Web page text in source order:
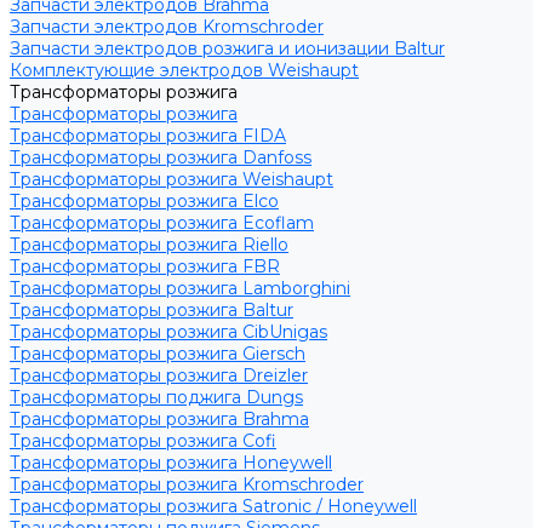
Запчасти электродов Brahma
Запчасти электродов Kromschroder
Запчасти электродов розжига и ионизации Baltur
Комплектующие электродов Weishaupt
Трансформаторы розжига
Трансформаторы розжига
Трансформаторы розжига FIDA
Трансформаторы розжига Danfoss
Трансформаторы розжига Weishaupt
Трансформаторы розжига Elco
Трансформаторы розжига Ecoflam
Трансформаторы розжига Riello
Трансформаторы розжига FBR
Трансформаторы розжига Lamborghini
Трансформаторы розжига Baltur
Трансформаторы розжига CibUnigas
Трансформаторы розжига Giersch
Трансформаторы розжига Dreizler
Трансформаторы поджига Dungs
Трансформаторы розжига Brahma
Трансформаторы розжига Cofi
Трансформаторы розжига Honeywell
Трансформаторы розжига Kromschroder
Трансформаторы розжига Satronic / Honeywell